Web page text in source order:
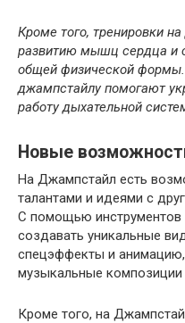
Кроме того, тренировки
развитию мышц сердца и
общей физической формы.
джампстайлу помогают
работу дыхательной
Новые
На Джампстайл есть
талантами и идеями с
С помощью
создавать уникальные
спецэффекты и
музыкальные
Кроме того, на